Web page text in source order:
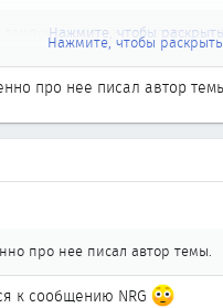
индикации открытых
Нажмите, чтобы раскрыть...
должно быть точно так
служить
Нажмите, чтобы
про нее писал автор
про нее писал автор темы.
к сообщению NRG